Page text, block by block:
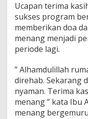
,
W
a
r
g
o
a
k
a
n
K
Ucapan terima
sukses program
memberikan doa
menang menjadi
periode lagi.
” Alhamdulillah
direhab. Sekarang
nyaman. Terima
menang ” kata Ibu
menang